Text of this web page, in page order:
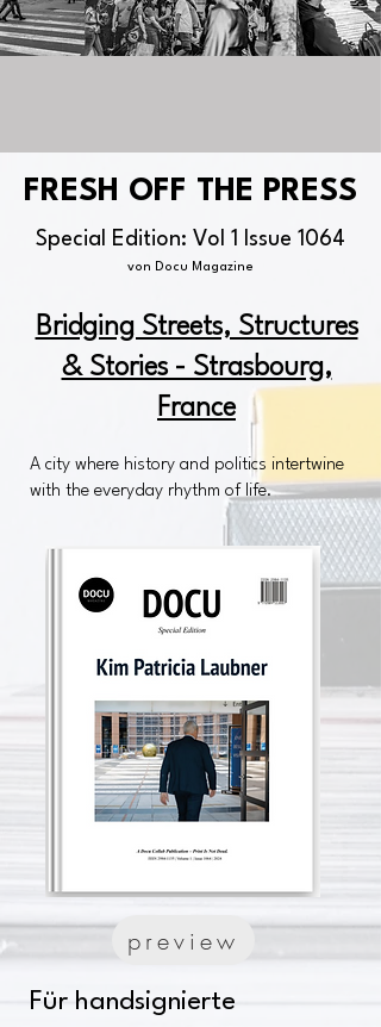
FRESH OFF THE PRESS
FRESH OFF THE PRESS
Special Edition: Vol 1 Issue 1064
von Docu Magazine
​Bridging Streets, Structures
& Stories - Strasbourg,
France
A city where history and politics intertwine
with the everyday rhythm of life.
preview
Für handsignierte